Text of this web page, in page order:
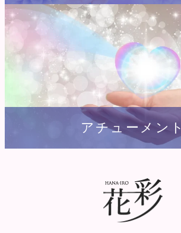
アチューメント